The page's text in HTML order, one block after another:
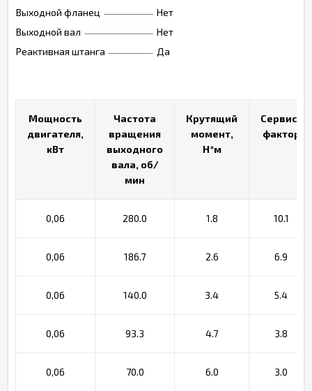
Выходной фланец
Нет
Выходной вал
Нет
Реактивная штанга
Да
Мощность
двигателя,
кВт
Частота
вращения
выходного
вала, об/
мин
Крутящий
момент,
Н*м
Сервис-
фактор
0,06 280.0 1.8 10.1
0,06 186.7 2.6 6.9
0,06 140.0 3.4 5.4
0,06 93.3 4.7 3.8
0,06 70.0 6.0 3.0
Мощность
двигателя,
кВт
Частота
вращения
выходного
вала, об/
мин
Крутящий
момент,
Н*м
Сервис-
фактор